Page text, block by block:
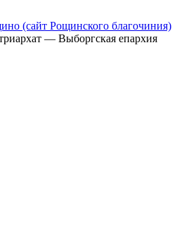
(сайт Рощинского благочиния)
— Выборгская епархия